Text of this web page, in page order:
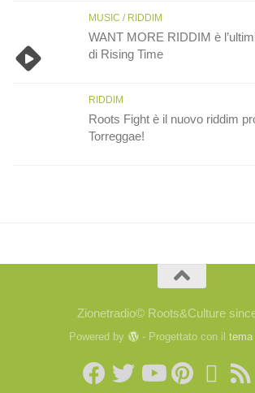
MUSIC / RIDDIM
WANT MORE RIDDIM è
di Rising Time
RIDDIM
Roots Fight è il nuovo riddim
Torreggae!
Zionetradio© Roots&Culture
Powered by - Progettato con il tema